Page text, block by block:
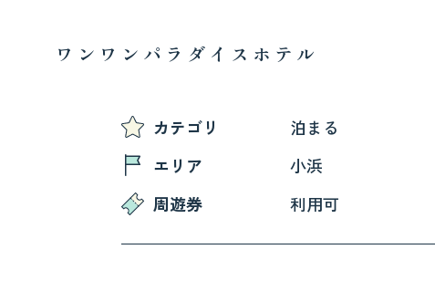
ワンワンパラダイスホテル
カテゴリ
泊まる
エリア
小浜
周遊券
利用可